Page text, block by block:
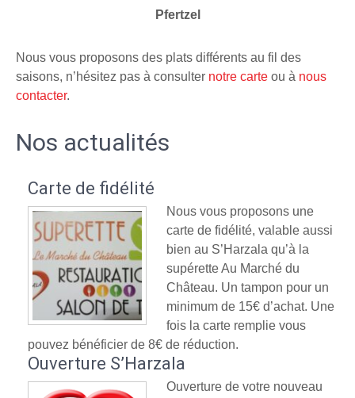
Pfertzel
Nous vous proposons des plats différents au fil des
saisons, n’hésitez pas à consulter notre carte ou à nous
contacter.
Nos actualités
Carte de fidélité
Nous vous proposons une
carte de fidélité, valable aussi
bien au S’Harzala qu’à la
supérette Au Marché du
Château. Un tampon pour un
minimum de 15€ d’achat. Une
fois la carte remplie vous
pouvez bénéficier de 8€ de réduction.
Ouverture S’Harzala
Ouverture de votre nouveau